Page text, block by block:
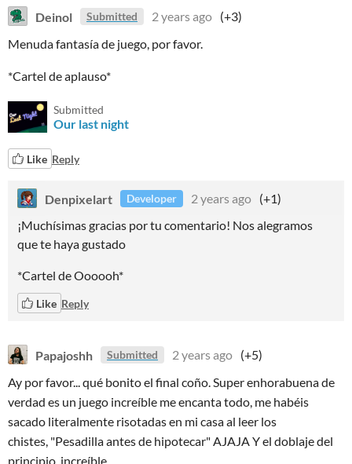
Deinol Submitted 2 years ago (+3)
Menuda fantasía de juego, por favor.
*Cartel de aplauso*
Submitted
Our last night
Like Reply
Denpixelart Developer 2 years ago (+1)
¡Muchísimas gracias por tu comentario! Nos alegramos
que te haya gustado
*Cartel de Oooooh*
Like Reply
Papajoshh Submitted 2 years ago (+5)
Ay por favor... qué bonito el final coño. Super enhorabuena de
verdad es un juego increíble me encanta todo, me habéis
sacado literalmente risotadas en mi casa al leer los
chistes, "Pesadilla antes de hipotecar" AJAJA Y el doblaje del
principio, increíble.